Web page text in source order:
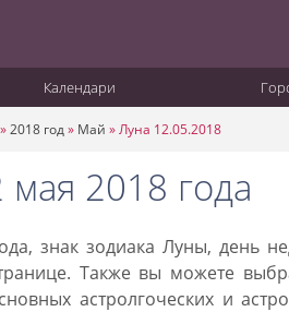
Календари
»2018 год» Май »Луна 12.05.2018
2018 года
знак зодиака Луны, день
Также вы можете
астролгоческих и